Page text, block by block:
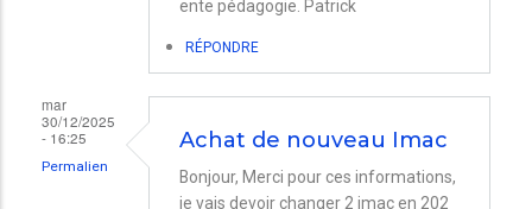
ente pédagogie. Patrick
RÉPONDRE
mar
30/12/2025
- 16:25
Permalien
Achat de nouveau Imac
Bonjour, Merci pour ces informations,
je vais devoir changer 2 imac en 202